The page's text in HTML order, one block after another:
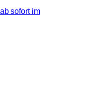
sofort im